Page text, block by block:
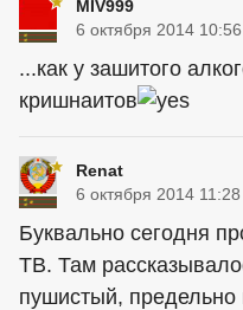
MIV999
6 октября 2014 10:56
...как у зашитого
кришнаитов
Renat
6 октября 2014 11:28
Буквально сегодня
ТВ. Там
пушистый,